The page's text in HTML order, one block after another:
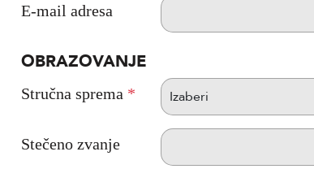
E-mail adresa
OBRAZOVANJE
Stručna sprema *
Stečeno zvanje